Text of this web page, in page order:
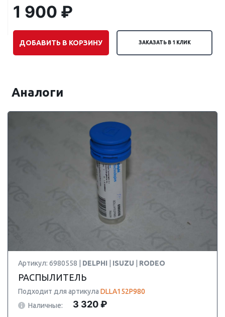
1 900 ₽
ДОБАВИТЬ В КОРЗИНУ ЗАКАЗАТЬ В 1 КЛИК
Аналоги
Артикул: 6980558 | DELPHI ISUZU RODEO
РАСПЫЛИТЕЛЬ
Подходит для артикула DLLA152P980
Наличные:
3 320 ₽